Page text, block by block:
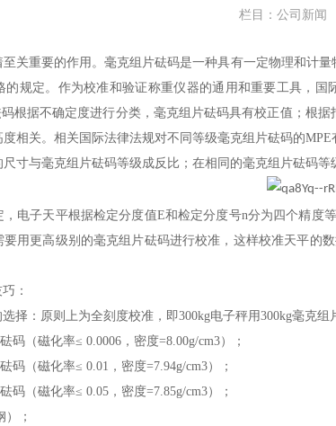
栏目：公司新闻
关重要的作用。毫克组片砝码是一种具有一定物理和计
规定。作为校准和验证称重仪器的通用和重要工具，
根据不确定度进行分类，毫克组片砝码具有校正值；根
相关。相关国际法律法规对不同等级毫克组片砝码的
寸与毫克组片砝码等级成反比；在相同的毫克组片砝码等
，电子天平根据检定分度值E和检定分度号n分为四个精
用更高级别的毫克组片砝码进行校准，这样校准天平的
：
择：原则上为全刻度校准，即300kg电子秤用300kg毫克
码（磁化率≤ 0.0006，密度=8.00g/cm3）；
码（磁化率≤ 0.01，密度=7.94g/cm3）；
码（磁化率≤ 0.05，密度=7.85g/cm3）；
；